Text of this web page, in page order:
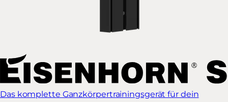
Das komplette Ganzkörpertrainingsgerät für dein